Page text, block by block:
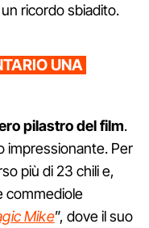
ricordo sbiadito.
UNA
pilastro del film.
impressionante. Per
più di 23 chili e,
commediole
Mike”, dove il suo